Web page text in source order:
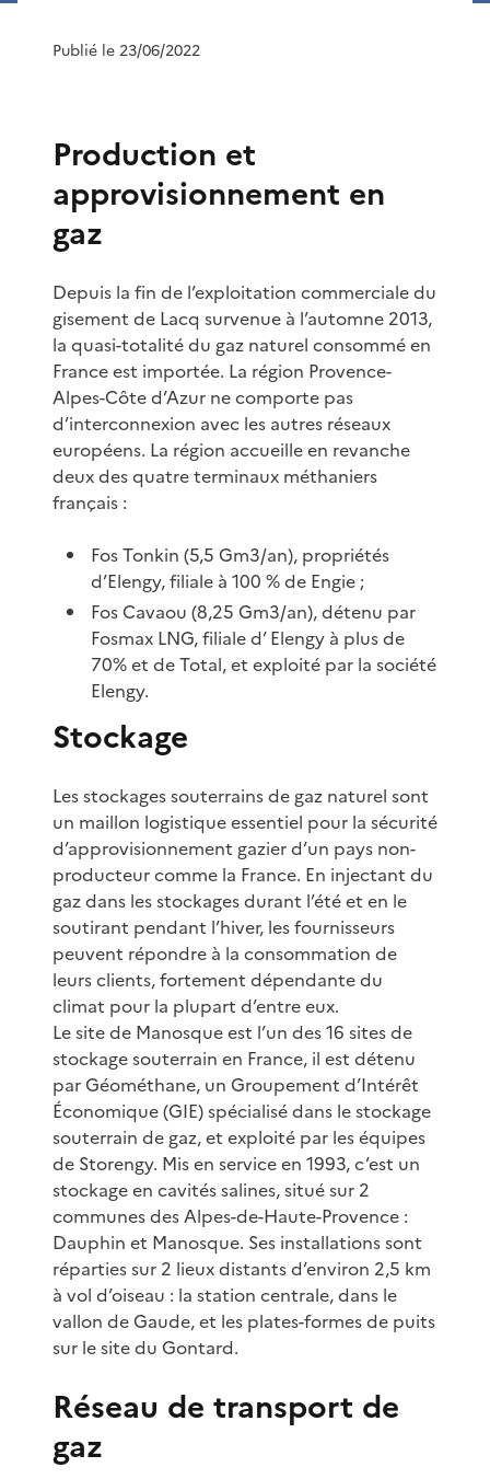
Publié le 23/06/2022
Production et
approvisionnement en
gaz
Depuis la fin de l’exploitation commerciale du
gisement de Lacq survenue à l’automne 2013,
la quasi-totalité du gaz naturel consommé en
France est importée. La région Provence-
Alpes-Côte d’Azur ne comporte pas
d’interconnexion avec les autres réseaux
européens. La région accueille en revanche
deux des quatre terminaux méthaniers
français :
Fos Tonkin (5,5 Gm3/an), propriétés
d’Elengy, filiale à 100 % de Engie ;
Fos Cavaou (8,25 Gm3/an), détenu par
Fosmax LNG, filiale d’ Elengy à plus de
70% et de Total, et exploité par la société
Elengy.
Stockage
Les stockages souterrains de gaz naturel sont
un maillon logistique essentiel pour la sécurité
d’approvisionnement gazier d’un pays non-
producteur comme la France. En injectant du
gaz dans les stockages durant l’été et en le
soutirant pendant l’hiver, les fournisseurs
peuvent répondre à la consommation de
leurs clients, fortement dépendante du
climat pour la plupart d’entre eux.
Le site de Manosque est l’un des 16 sites de
stockage souterrain en France, il est détenu
par Géométhane, un Groupement d’Intérêt
Économique (GIE) spécialisé dans le stockage
souterrain de gaz, et exploité par les équipes
de Storengy. Mis en service en 1993, c’est un
stockage en cavités salines, situé sur 2
communes des Alpes-de-Haute-Provence :
Dauphin et Manosque. Ses installations sont
réparties sur 2 lieux distants d’environ 2,5 km
à vol d’oiseau : la station centrale, dans le
vallon de Gaude, et les plates-formes de puits
sur le site du Gontard.
Réseau de transport de
gaz